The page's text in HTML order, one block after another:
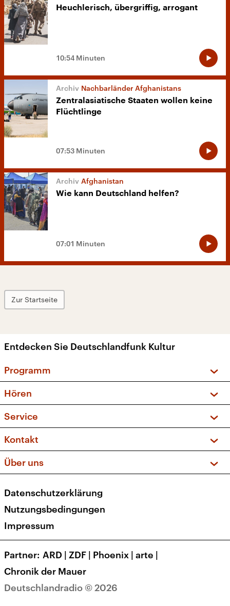
Heuchlerisch, übergriffig, arrogant
10:54 Minuten
Nachbarländer Afghanistans
Zentralasiatische Staaten wollen keine
Flüchtlinge
07:53 Minuten
Afghanistan
Wie kann Deutschland helfen?
07:01 Minuten
Zur Startseite
Entdecken Sie Deutschlandfunk Kultur
Programm
Sendungen und Podcasts
Musikliste
Kakadu – Das Kinderprogramm
Hören
Frequenzen (UKW + DAB+)
Service
FAQ
Apps
Newsletter
Veranstaltungen
Kontakt
Social Media
Über uns
Presse
Karriere
Transparenz
Deutschlandradio © 2026
Datenschutzerklärung
Nutzungsbedingungen
Impressum
Partner ARD | ZDF | Phoenix | arte |
Chronik der Mauer